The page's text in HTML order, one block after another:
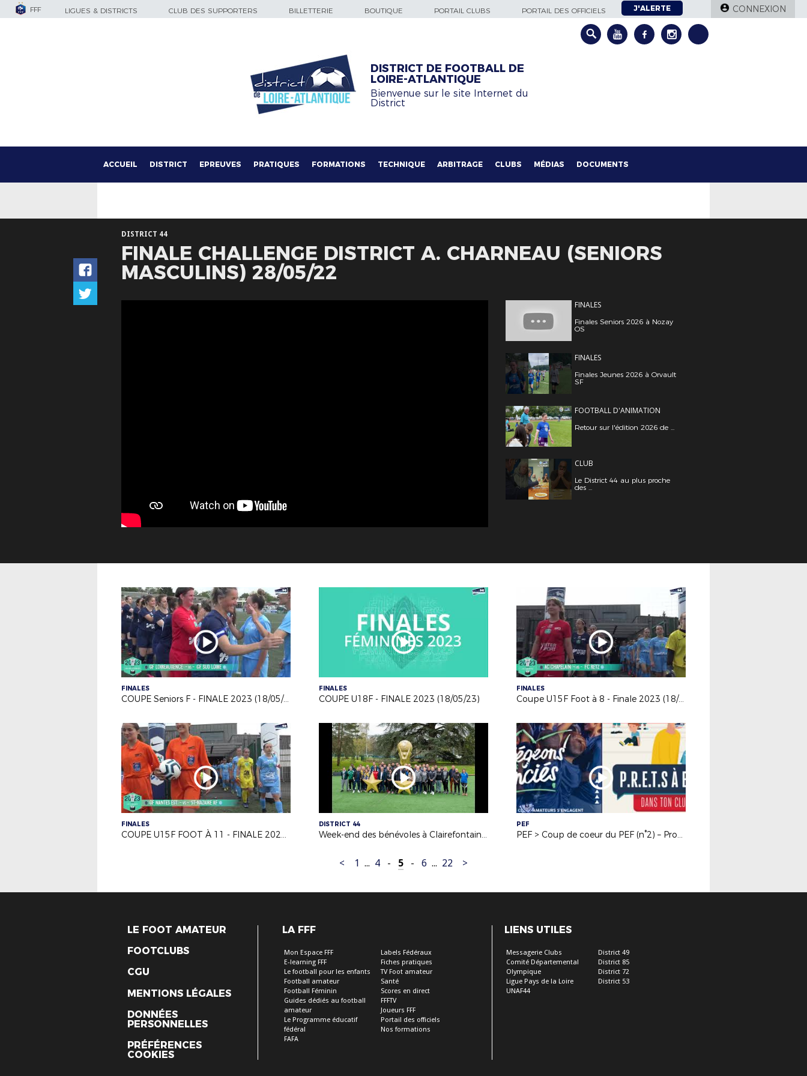
FFF LIGUES & DISTRICTS CLUB DES SUPPORTERS BILLETTERIE BOUTIQUE PORTAIL CLUBS PORTAIL DES OFFICIELS J'ALERTE CONNEXION
DISTRICT DE FOOTBALL DE
LOIRE-ATLANTIQUE
Bienvenue sur le site Internet du
District
ACCUEIL DISTRICT EPREUVES PRATIQUES FORMATIONS TECHNIQUE ARBITRAGE CLUBS MÉDIAS DOCUMENTS
DISTRICT 44
FINALE CHALLENGE DISTRICT A. CHARNEAU (SENIORS
MASCULINS) 28/05/22
FINALES
Finales Seniors 2026 à Nozay
OS
FINALES
Finales Jeunes 2026 à Orvault
SF
FOOTBALL D'ANIMATION
Retour sur l'édition 2026 de ...
CLUB
Le District 44 au plus proche
des ...
FINALES
COUPE Seniors F - FINALE 2023 (18/05/23)
FINALES
COUPE U18F - FINALE 2023 (18/05/23)
FINALES
Coupe U15F Foot à 8 - Finale 2023 (18/05/23)
FINALES
COUPE U15F FOOT À 11 - FINALE 2023 (18/05/23)
DISTRICT 44
Week-end des bénévoles à Clairefontaine 2022/2023
PEF
PEF > Coup de coeur du PEF (n°2) – Protection du licencié
< 1 ... 4 - 5 - 6 ... 22 >
LE FOOT AMATEUR
FOOTCLUBS
CGU
MENTIONS LÉGALES
DONNÉES
PERSONNELLES
PRÉFÉRENCES
COOKIES
LA FFF
Mon Espace FFF
E-learning FFF
Le football pour les enfants
Football amateur
Football Féminin
Guides dédiés au football
amateur
Le Programme éducatif
fédéral
FAFA
Labels Fédéraux
Fiches pratiques
TV Foot amateur
Santé
Scores en direct
FFFTV
Joueurs FFF
Portail des officiels
Nos formations
LIENS UTILES
Messagerie Clubs
Comité Départemental
Olympique
Ligue Pays de la Loire
UNAF44
District 49
District 85
District 72
District 53